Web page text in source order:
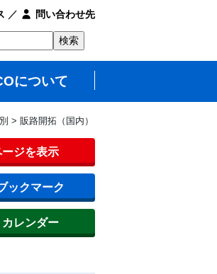
／ 問い合わせ先
について
> 販路開拓（国内）
ジを表示
ックマーク
レンダー